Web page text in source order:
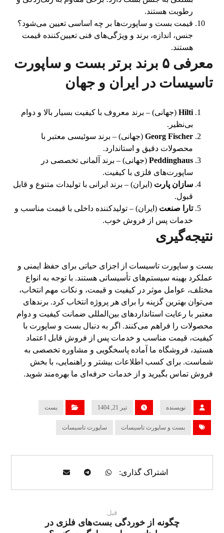
رطوبت هستند.
قیمت بست و ساپورت‌ها بر چه اساسی تعیین می‌شود؟
جنس، اندازه، برند و ویژگی‌های فنی تعیین‌کننده قیمت
هستند.
معرفی ۵ برند برتر بست و ساپورت
تاسیسات در ایران و جهان
Hilti (جهانی) – برند معروف با کیفیت بسیار بالا و دوام
بی‌نظیر.
Georg Fischer (جهانی) – برند سوئیسی معتبر با
محصولات دقیق و استاندارد.
Peddinghaus (جهانی) – برند آلمانی تخصصی در
ساپورت‌های فلزی با کیفیت.
سازان پارت (ایران) – برند ایرانی با تولیدات متنوع و قابل
قبول.
تارا صنعت (ایران) – تولیدکننده داخلی با قیمت مناسب و
خدمات پس از فروش خوب.
نتیجه‌گیری
بست و ساپورت تاسیسات از اجزای حیاتی برای حفظ ایمنی و
عملکرد بهینه سیستم‌های تأسیساتی هستند. با توجه به انواع
مختلف، عوامل موثر در کیفیت و قیمت، و نکات مهم انتخاب،
می‌توان بهترین گزینه را برای هر پروژه انتخاب کرد. برندهای
معتبر با رعایت استانداردهای بین‌المللی ضمانت کیفیت و دوام
محصولات را فراهم می‌کنند. اگر به دنبال بست و ساپورت با
کیفیت، قیمت مناسب و خدمات پس از فروش قابل اعتماد
هستید، فروشگاه ما آماده پاسخگویی و مشاوره تخصصی به
شماست. برای کسب اطلاعات بیشتر و راهنمایی، با بخش
فروش تماس بگیرید و از خدمات حرفه‌ای ما بهره‌مند شوید.
نویسنده تیر 21, 1404 بست
بست و ساپورت تاسیسات ساپورت تاسیسات
قبل
چگونه از خوردگی بست‌های فلزی در